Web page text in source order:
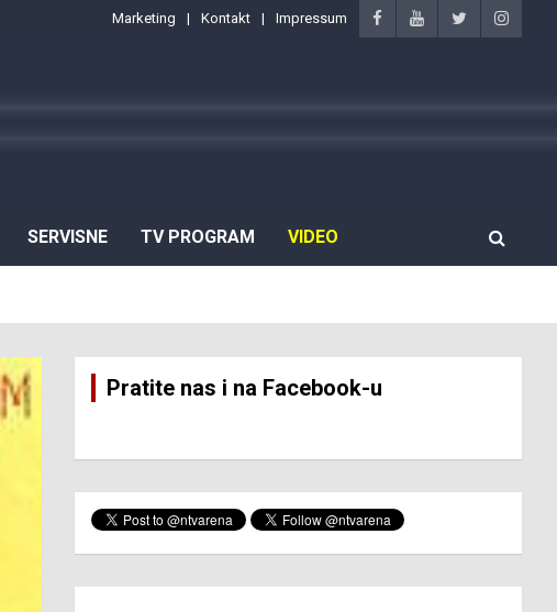
Marketing Kontakt Impressum
SERVISNE TV PROGRAM VIDEO
Pratite nas i na Facebook-u